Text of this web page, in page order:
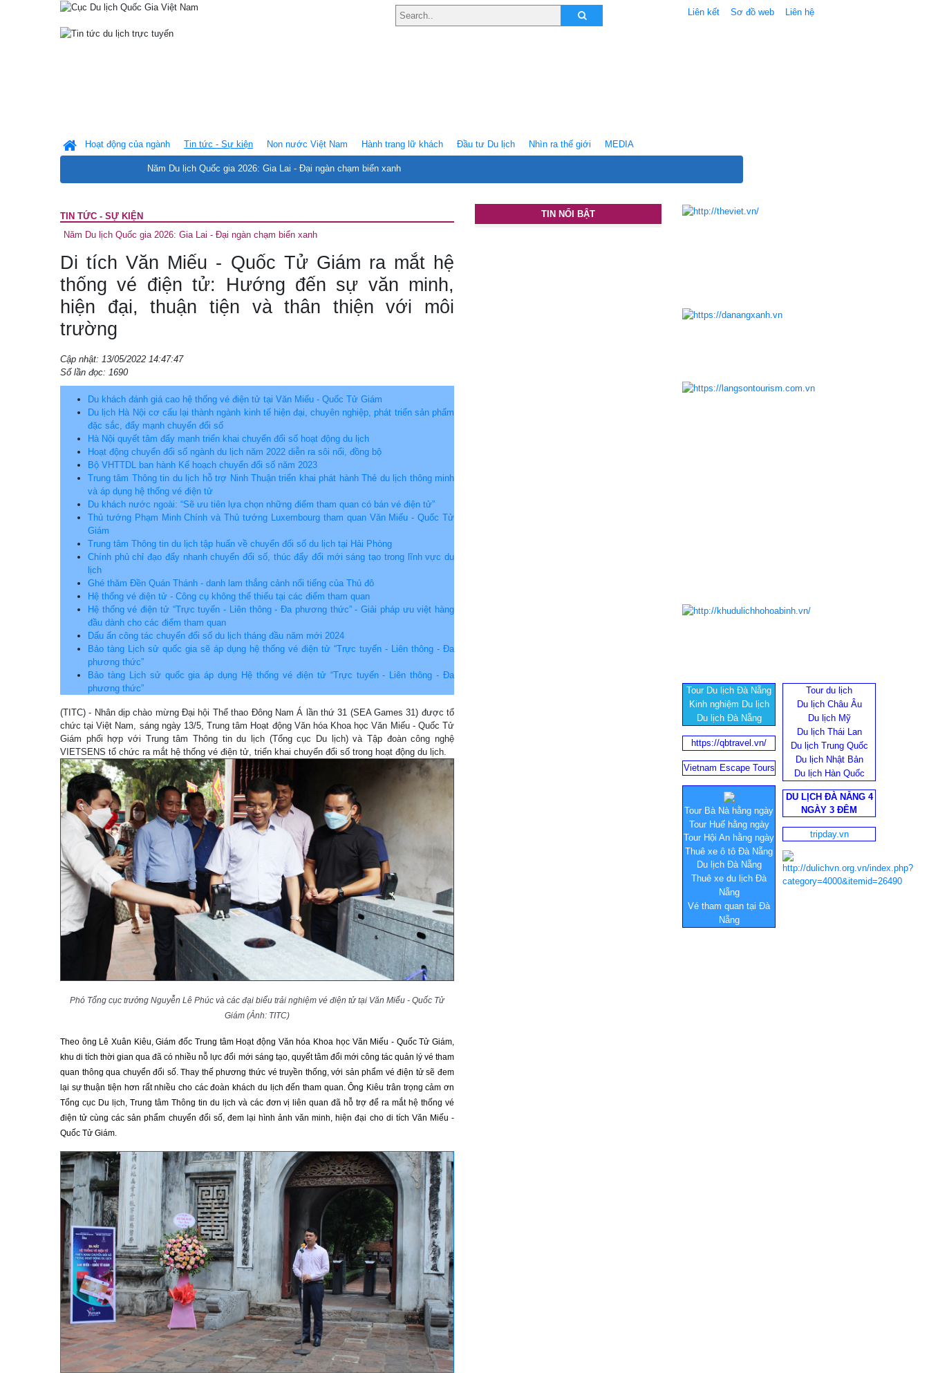
Liên kết Sơ đồ web Liên hệ
Hoạt động của ngành Tin tức - Sự kiện
Năm Du lịch Quốc gia 2026: Gia Lai - Đại ngàn chạm biển xanh
Non nước Việt Nam Hành trang lữ khách Ðầu tư Du lịch Nhìn ra thế giới MEDIA
TIN TỨC - SỰ KIỆN
Năm Du lịch Quốc gia 2026: Gia Lai - Đại ngàn chạm biển xanh
Di tích Văn Miếu - Quốc Tử Giám ra mắt hệ
thống vé điện tử: Hướng đến sự văn minh,
hiện đại, thuận tiện và thân thiện với môi
trường
Cập nhật: 13/05/2022 14:47:47
Số lần đọc: 1690
Du khách đánh giá cao hệ thống vé điện tử tại Văn Miếu - Quốc Tử Giám
Du lịch Hà Nội cơ cấu lại thành ngành kinh tế hiện đại, chuyên nghiệp, phát triển sản phẩm
đặc sắc, đẩy mạnh chuyển đổi số
Hà Nội quyết tâm đẩy mạnh triển khai chuyển đổi số hoạt động du lịch
Hoạt động chuyển đổi số ngành du lịch năm 2022 diễn ra sôi nổi, đồng bộ
Bộ VHTTDL ban hành Kế hoạch chuyển đổi số năm 2023
Trung tâm Thông tin du lịch hỗ trợ Ninh Thuận triển khai phát hành Thẻ du lịch thông minh
và áp dụng hệ thống vé điện tử
Du khách nước ngoài: “Sẽ ưu tiên lựa chọn những điểm tham quan có bán vé điện tử”
Thủ tướng Phạm Minh Chính và Thủ tướng Luxembourg tham quan Văn Miếu - Quốc Tử
Giám
Trung tâm Thông tin du lịch tập huấn về chuyển đổi số du lịch tại Hải Phòng
Chính phủ chỉ đạo đẩy nhanh chuyển đổi số, thúc đẩy đổi mới sáng tạo trong lĩnh vực du
lịch
Ghé thăm Đền Quán Thánh - danh lam thắng cảnh nổi tiếng của Thủ đô
Hệ thống vé điện tử - Công cụ không thể thiếu tại các điểm tham quan
Hệ thống vé điện tử “Trực tuyến - Liên thông - Đa phương thức” - Giải pháp ưu việt hàng
đầu dành cho các điểm tham quan
Dấu ấn công tác chuyển đổi số du lịch tháng đầu năm mới 2024
Bảo tàng Lịch sử quốc gia sẽ áp dụng hệ thống vé điện tử “Trực tuyến - Liên thông - Đa
phương thức”
Bảo tàng Lịch sử quốc gia áp dụng Hệ thống vé điện tử “Trực tuyến - Liên thông - Đa
phương thức”
(TITC) - Nhân dịp chào mừng Đại hội Thể thao Đông Nam Á lần thứ 31 (SEA Games 31) được tổ
chức tại Việt Nam, sáng ngày 13/5, Trung tâm Hoạt động Văn hóa Khoa học Văn Miếu - Quốc Tử
Giám phối hợp với Trung tâm Thông tin du lịch (Tổng cục Du lịch) và Tập đoàn công nghệ
VIETSENS tổ chức ra mắt hệ thống vé điện tử, triển khai chuyển đổi số trong hoạt động du lịch.
Phó Tổng cục trưởng Nguyễn Lê Phúc và các đại biểu trải nghiệm vé điện tử tại Văn Miếu - Quốc Tử
Giám (Ảnh: TITC)
Theo ông Lê Xuân Kiêu, Giám đốc Trung tâm Hoạt động Văn hóa Khoa học Văn Miếu - Quốc Tử Giám,
khu di tích thời gian qua đã có nhiều nỗ lực đổi mới sáng tạo, quyết tâm đổi mới công tác quản lý vé tham
quan thông qua chuyển đổi số. Thay thế phương thức vé truyền thống, với sản phẩm vé điện tử sẽ đem
lại sự thuận tiện hơn rất nhiều cho các đoàn khách du lịch đến tham quan. Ông Kiêu trân trọng cảm ơn
Tổng cục Du lịch, Trung tâm Thông tin du lịch và các đơn vị liên quan đã hỗ trợ để ra mắt hệ thống vé
điện tử cùng các sản phẩm chuyển đổi số, đem lại hình ảnh văn minh, hiện đại cho di tích Văn Miếu -
Quốc Tử Giám.
TIN NỔI BẬT
Tour Du lịch Đà Nẵng
Kinh nghiệm Du lịch
Du lịch Đà Nẵng
Tour du lịch
Du lịch Châu Âu
Du lịch Mỹ
Du lịch Thái Lan
Du lịch Trung Quốc
Du lịch Nhật Bản
Du lịch Hàn Quốc
https://qbtravel.vn/
Vietnam Escape Tours
Tour Bà Nà hằng ngày
Tour Huế hằng ngày
Tour Hội An hằng ngày
Thuê xe ô tô Đà Nẵng
Du lịch Đà Nẵng
Thuê xe du lịch Đà
Nẵng
Vé tham quan tại Đà
Nẵng
DU LỊCH ĐÀ NẴNG 4
NGÀY 3 ĐÊM
tripday.vn